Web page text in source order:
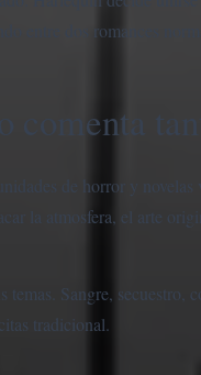
entre dos romances
comenta tanto
de horror y
la atmosfera, el arte
Sangre,
tradicional.